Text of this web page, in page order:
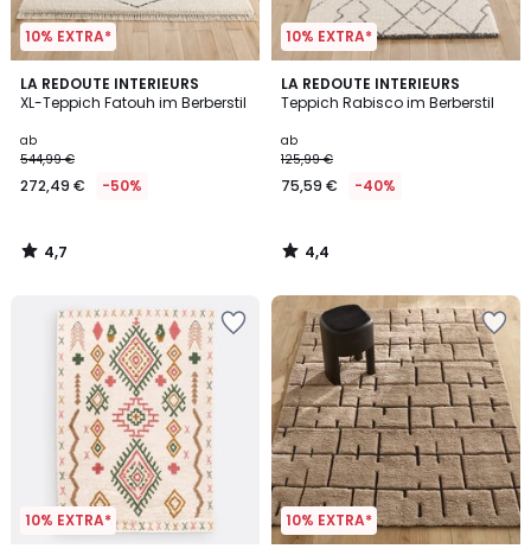
10% EXTRA*
LA REDOUTE INTERIEURS
XL-Teppich Fatouh im Berberstil
ab
544,99 €
272,49 € -50%
4,7
/ 5
4,7
/
10% EXTRA*
LA REDOUTE INTERIEURS
Teppich Rabisco im Berberstil
ab
125,99 €
75,59 € -40%
4,4
/ 5
4,4
/
10% EXTRA* 10% EXTRA*